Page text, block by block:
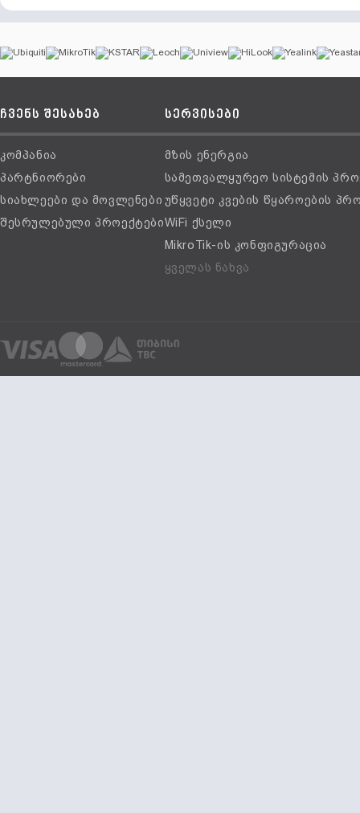
ჩვენს შესახებ
კომპანია
პარტნიორები
სიახლეები და მოვლენები
შესრულებული პროექტები
სერვისები
მზის ენერგია
სამეთვალყურეო სისტემის
უწყვეტი კვების წყაროების
WiFi ქსელი
MikroTik-ის კონფიგურაცია
ყველას ნახვა